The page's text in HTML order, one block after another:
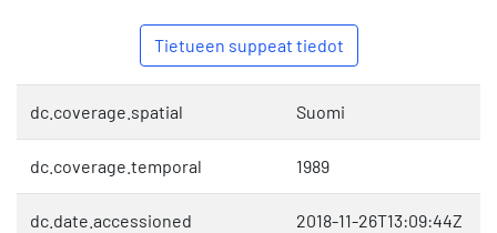
Tietueen suppeat tiedot
dc.coverage.spatial Suomi
dc.coverage.temporal 1989
dc.date.accessioned 2018-11-26T13:09:44Z